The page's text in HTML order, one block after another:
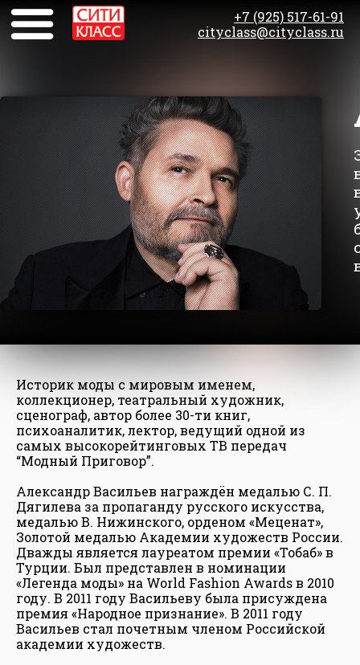
+7 (925) 517-61-91
cityclass@cityclass.ru
Историк моды с мировым именем,
коллекционер, театральный художник,
сценограф, автор более 30-ти книг,
психоаналитик, лектор, ведущий одной из
самых высокорейтинговых ТВ передач
“Модный Приговор”.
Александр Васильев награждён медалью С. П.
Дягилева за пропаганду русского искусства,
медалью В. Нижинского, орденом «Меценат»,
Золотой медалью Академии художеств России.
Дважды является лауреатом премии «Тобаб» в
Турции. Был представлен в номинации
«Легенда моды» на World Fashion Awards в 2010
году. В 2011 году Васильеву была присуждена
премия «Народное признание». В 2011 году
Васильев стал почетным членом Российской
академии художеств.